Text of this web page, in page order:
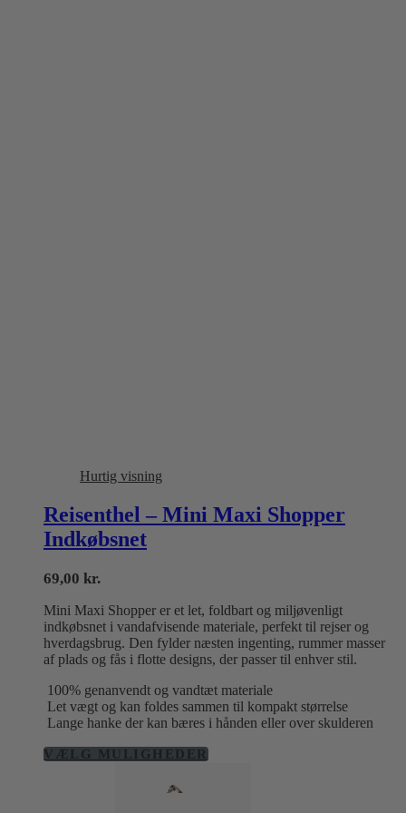
Hurtig visning
Reisenthel – Mini Maxi Shopper
Indkøbsnet
69,00 kr.
Mini Maxi Shopper er et let, foldbart og miljøvenligt
indkøbsnet i vandafvisende materiale, perfekt til rejser og
hverdagsbrug. Den fylder næsten ingenting, rummer masser
af plads og fås i flotte designs, der passer til enhver stil.
100% genanvendt og vandtæt materiale
Let vægt og kan foldes sammen til kompakt størrelse
Lange hanke der kan bæres i hånden eller over skulderen
VÆLG MULIGHEDERDette